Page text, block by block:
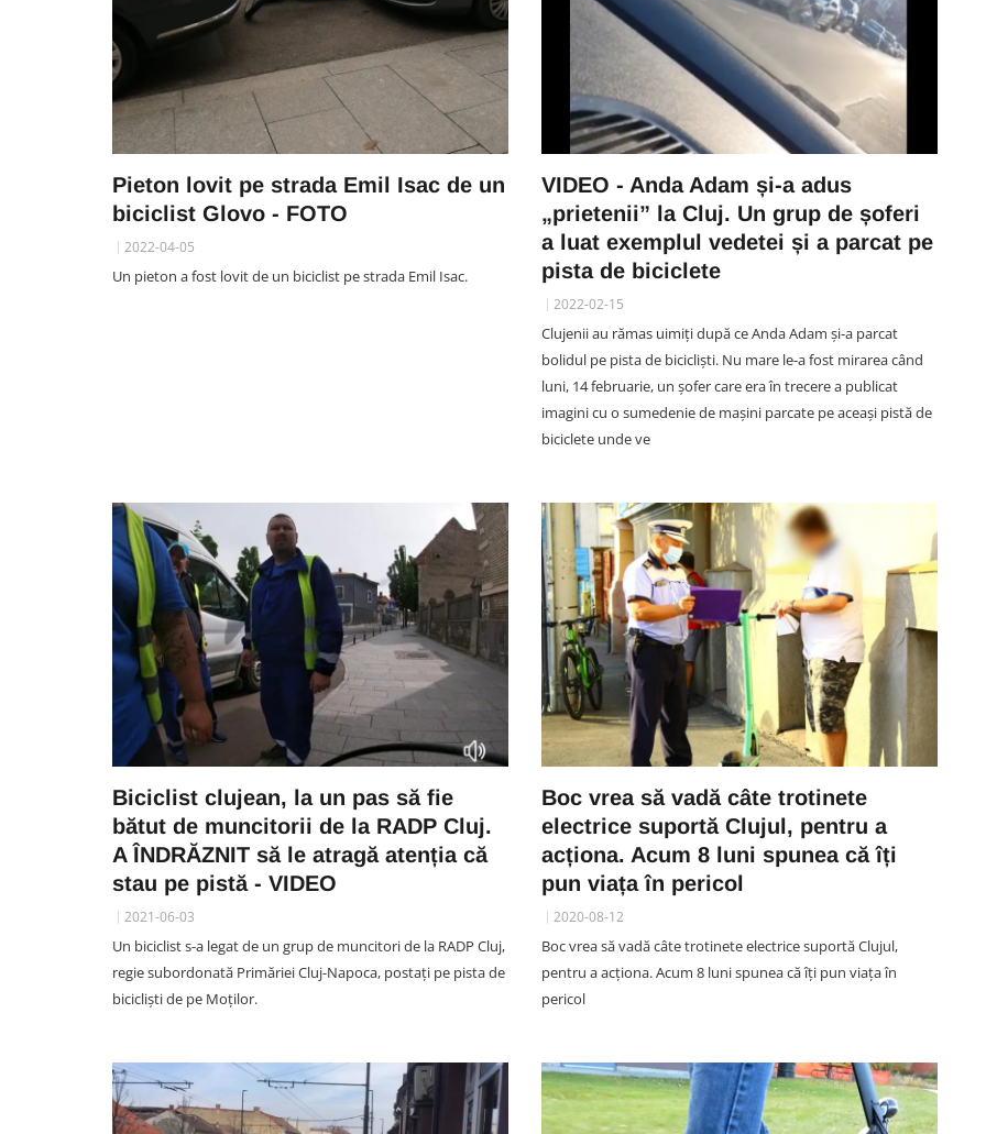
Pieton lovit pe strada Emil Isac de un
biciclist Glovo - FOTO
2022-04-05
Un pieton a fost lovit de un biciclist pe strada Emil Isac.
VIDEO - Anda Adam și-a adus
„prietenii” la Cluj. Un grup de șoferi
a luat exemplul vedetei și a parcat pe
pista de biciclete
2022-02-15
Clujenii au rămas uimiți după ce Anda Adam și-a parcat
bolidul pe pista de bicicliști. Nu mare le-a fost mirarea când
luni, 14 februarie, un șofer care era în trecere a publicat
imagini cu o sumedenie de mașini parcate pe aceași pistă de
biciclete unde ve
Biciclist clujean, la un pas să fie
bătut de muncitorii de la RADP Cluj.
A ÎNDRĂZNIT să le atragă atenția că
stau pe pistă - VIDEO
2021-06-03
Un biciclist s-a legat de un grup de muncitori de la RADP Cluj,
regie subordonată Primăriei Cluj-Napoca, postați pe pista de
bicicliști de pe Moților.
Boc vrea să vadă câte trotinete
electrice suportă Clujul, pentru a
acționa. Acum 8 luni spunea că îți
pun viața în pericol
2020-08-12
Boc vrea să vadă câte trotinete electrice suportă Clujul,
pentru a acționa. Acum 8 luni spunea că îți pun viața în
pericol